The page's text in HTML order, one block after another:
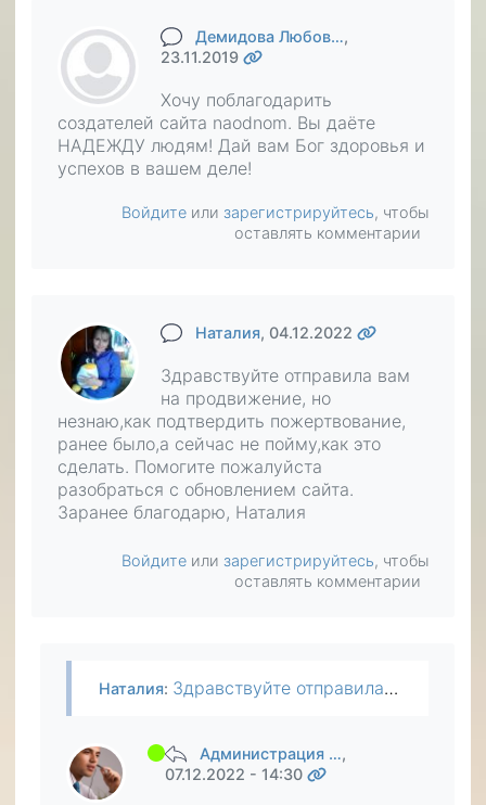
Демидова Любов…,
23.11.2019
Хочу поблагодарить
создателей сайта naodnom. Вы даёте
НАДЕЖДУ людям! Дай вам Бог здоровья и
успехов в вашем деле!
Войдите или зарегистрируйтесь, чтобы
оставлять комментарии
Наталия, 04.12.2022
Здравствуйте отправила вам
на продвижение, но
незнаю,как подтвердить пожертвование,
ранее было,а сейчас не пойму,как это
сделать. Помогите пожалуйста
разобраться с обновлением сайта.
Заранее благодарю, Наталия
Войдите или зарегистрируйтесь, чтобы
оставлять комментарии
Наталия: Здравствуйте отправила вам на продвижение, но незнаю,как подтвердить пожертвование, ранее было,а сейчас не пойму,как это сделать. Помогите пожалуйста разобраться с обновлением сайта. Заранее…
Администрация …,
07.12.2022 - 14:30